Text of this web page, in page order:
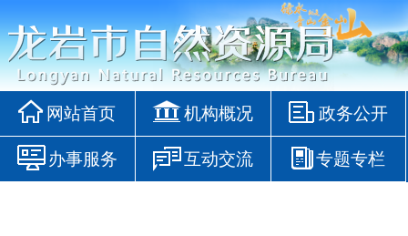
网站首页 机构概况 政务公开
办事服务 互动交流 专题专栏